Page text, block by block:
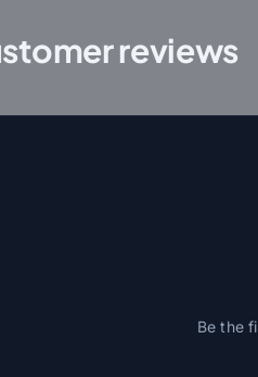
reviews
Be the